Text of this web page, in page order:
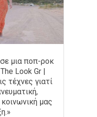
μια ποπ-ροκ
Look Gr |
τέχνες γιατί
μας